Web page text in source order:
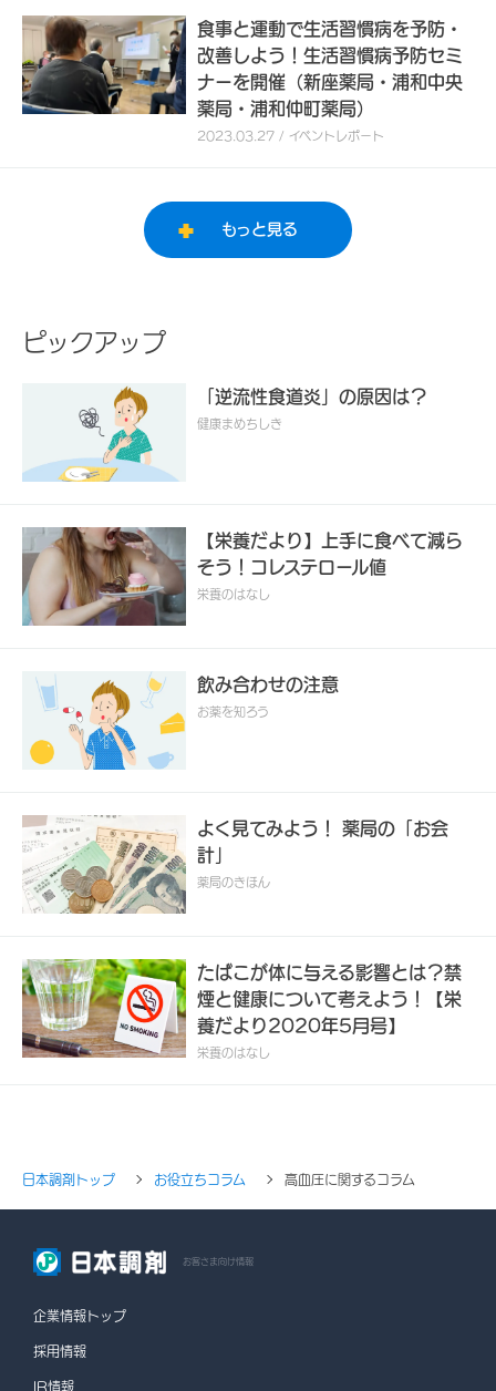
食事と運動で生活習慣病を予防・
改善しよう！生活習慣病予防セミ
ナーを開催（新座薬局・浦和中央
薬局・浦和仲町薬局）
2023.03.27 / イベントレポート
もっと見る
ピックアップ
「逆流性食道炎」の原因は？
健康まめちしき
【栄養だより】上手に食べて減ら
そう！コレステロール値
栄養のはなし
飲み合わせの注意
お薬を知ろう
よく見てみよう！ 薬局の「お会
計」
薬局のきほん
たばこが体に与える影響とは？禁
煙と健康について考えよう！【栄
養だより2020年5月号】
栄養のはなし
日本調剤トップ お役立ちコラム 高血圧に関するコラム
お客さま向け情報
企業情報トップ
採用情報
IR情報